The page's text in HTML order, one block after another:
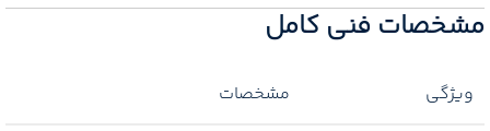
مشخصات فنی کامل
ویژگی مشخصات